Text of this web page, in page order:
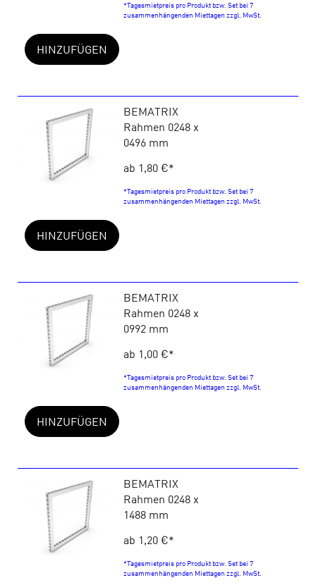
*Tagesmietpreis pro Produkt bzw. Set bei 7
zusammenhängenden Miettagen zzgl. MwSt.
HINZUFÜGEN
BEMATRIX
Rahmen 0248 x
0496 mm
ab 1,80 €*
*Tagesmietpreis pro Produkt bzw. Set bei 7
zusammenhängenden Miettagen zzgl. MwSt.
HINZUFÜGEN
BEMATRIX
Rahmen 0248 x
0992 mm
ab 1,00 €*
*Tagesmietpreis pro Produkt bzw. Set bei 7
zusammenhängenden Miettagen zzgl. MwSt.
HINZUFÜGEN
BEMATRIX
Rahmen 0248 x
1488 mm
ab 1,20 €*
*Tagesmietpreis pro Produkt bzw. Set bei 7
zusammenhängenden Miettagen zzgl. MwSt.